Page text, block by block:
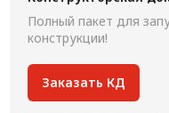
Полный пакет для
конструкции!
Заказать КД